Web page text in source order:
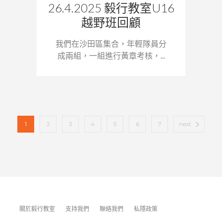
26.4.2025 毅行教室U16
越野班回顧
我們在沙田區集合，年輕隊員分
成兩組，一組進行黃章考核，...
1 2 3 4 5 6 7 next
關於毅行教室 支持我們 聯絡我們 私隱政策